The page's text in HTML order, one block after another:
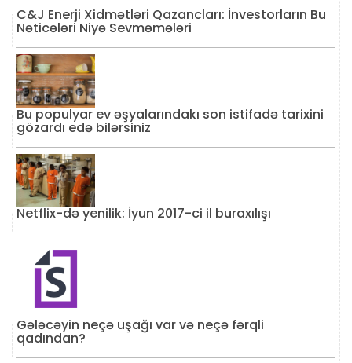
C&J Enerji Xidmətləri Qazancları: İnvestorların Bu
Nəticələri Niyə Sevməmələri
Bu populyar ev əşyalarındakı son istifadə tarixini
gözardı edə bilərsiniz
Netflix-də yenilik: İyun 2017-ci il buraxılışı
Gələcəyin neçə uşağı var və neçə fərqli
qadından?